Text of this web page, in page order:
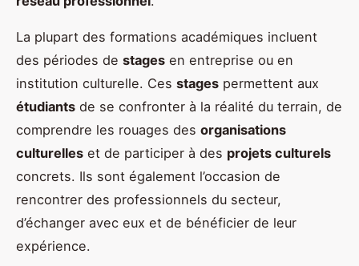
La plupart des formations académiques incluent
des périodes de stages en entreprise ou en
institution culturelle. Ces stages permettent aux
étudiants de se confronter à la réalité du terrain, de
comprendre les rouages des organisations
culturelles et de participer à des projets culturels
concrets. Ils sont également l’occasion de
rencontrer des professionnels du secteur,
d’échanger avec eux et de bénéficier de leur
expérience.